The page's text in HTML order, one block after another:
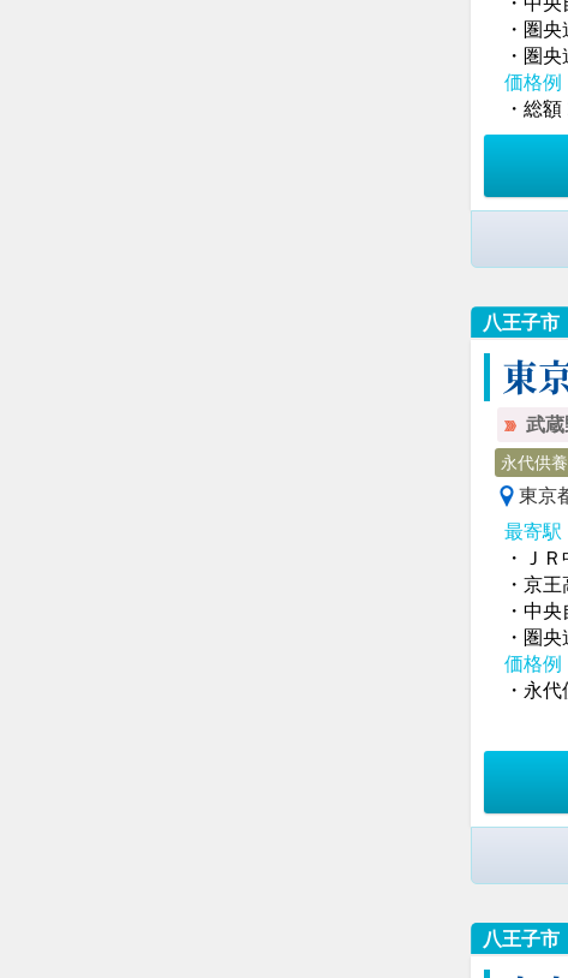
・圏
・圏
価格例
・総
八王子市
東
武
永代供
東京
最寄駅
・Ｊ
・京
・中
・圏
価格例
・永
八王子市